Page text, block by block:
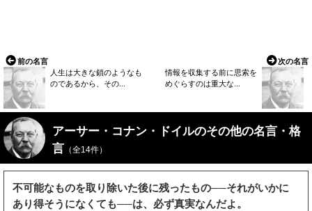
前の名言
人生は大きな鎖のようなも
のであるから、その...
次の名言
情報を収集する前に思索を
めぐらすのは重大な...
アーサー・コナン・ドイルのその他の名言・格
言 （全14件）
不可能なものを取り除いた後に残ったもの──それがいかに
あり得そうになくても──は、必ず真実なんだよ。